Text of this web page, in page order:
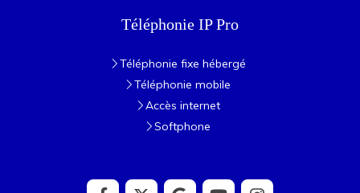
Téléphonie IP Pro
Téléphonie fixe hébergé
Téléphonie mobile
Accès internet
Softphone